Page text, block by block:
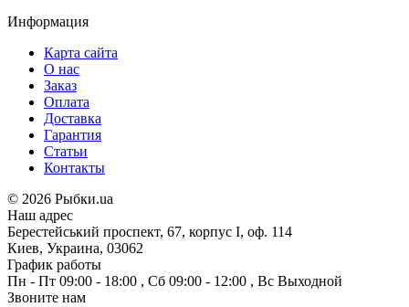
Информация
Карта сайта
О нас
Заказ
Оплата
Доставка
Гарантия
Статьи
Контакты
© 2026 Рыбки.ua
Наш адрес
Берестейський проспект, 67, корпус I, оф. 114
Киев, Украина, 03062
График работы
Пн - Пт 09:00 - 18:00 , Сб 09:00 - 12:00 , Вс Выходной
Звоните нам